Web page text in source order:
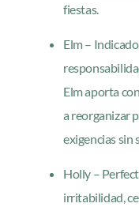
fiestas.
Elm –
Elm aporta
a reorganizar
exigencias sin
Holly –
irritabilidad,